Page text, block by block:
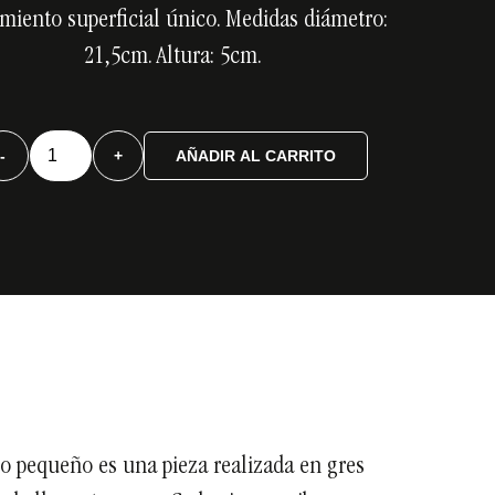
superficial único. Medidas diámetro:
21,5cm. Altura: 5cm.
-
Cuenco
pequeño
+ AÑADIR AL CARRITO
pequeño es una pieza realizada en gres